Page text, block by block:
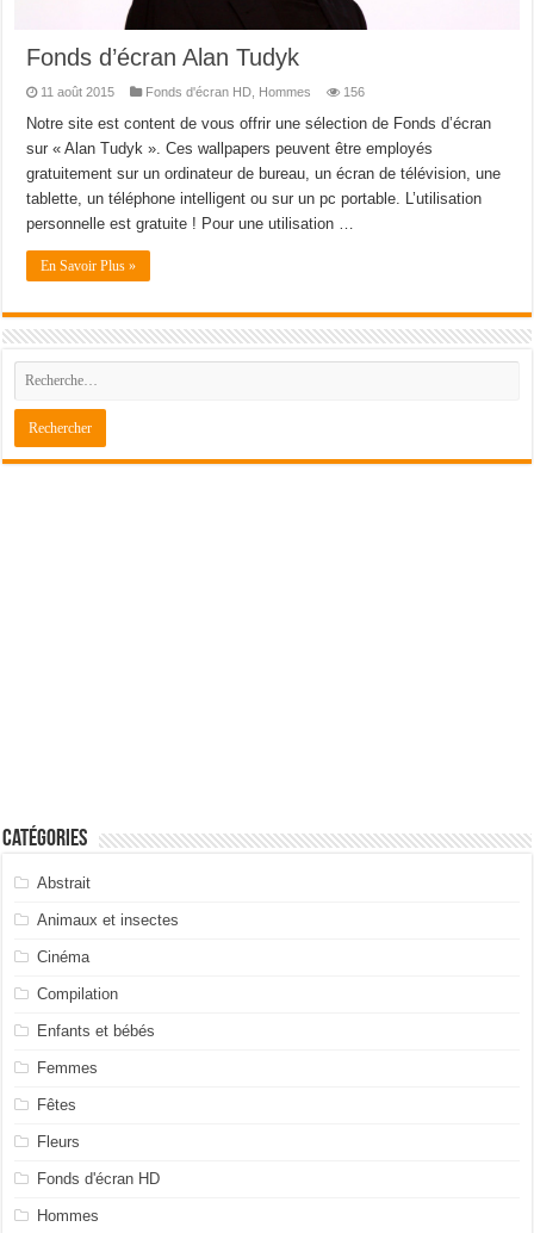
Fonds d’écran Alan Tudyk
11 août 2015 Fonds d'écran HD Hommes 156
Notre site est content de vous offrir une sélection de Fonds d’écran
sur « Alan Tudyk ». Ces wallpapers peuvent être employés
gratuitement sur un ordinateur de bureau, un écran de télévision, une
tablette, un téléphone intelligent ou sur un pc portable. L’utilisation
personnelle est gratuite ! Pour une utilisation …
En Savoir Plus »
Catégories
Abstrait
Animaux et insectes
Cinéma
Compilation
Enfants et bébés
Femmes
Fêtes
Fleurs
Fonds d'écran HD
Hommes